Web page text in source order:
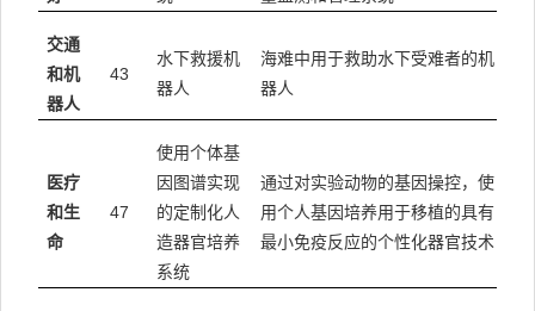
交通
和机
器人
43
水下救援机
器人
海难中用于救助水下受难者的机
器人
医疗
和生
命
47
使用个体基
因图谱实现
的定制化人
造器官培养
系统
通过对实验动物的基因操控，使
用个人基因培养用于移植的具有
最小免疫反应的个性化器官技术